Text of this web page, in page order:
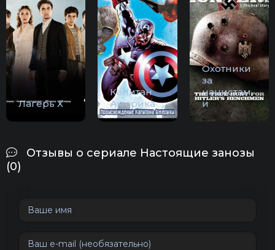
Лагерь Х
Капитан
Америка
Охотники
за
нацистам
и
Отзывы о сериале Настоящие занозы
(0)